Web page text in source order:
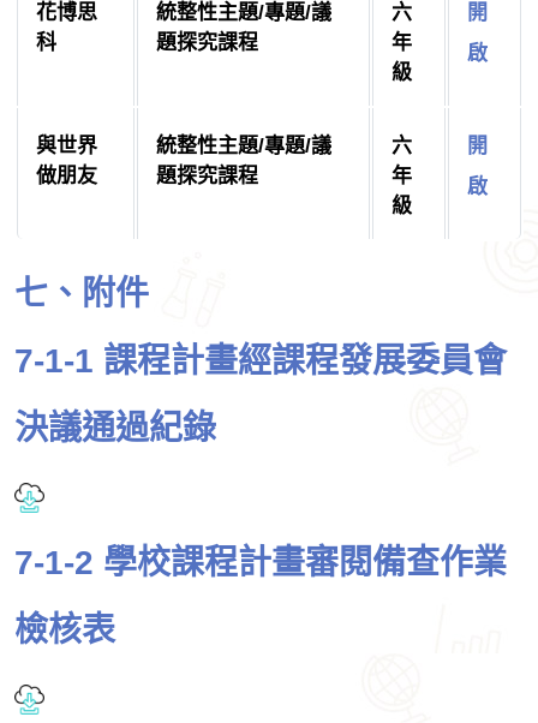
花博思
科
統整性主題/專題/議
題探究課程
六
年
級
開
啟
與世界
做朋友
統整性主題/專題/議
題探究課程
六
年
級
開
啟
七、附件
7-1-1 課程計畫經課程發展委員會
決議通過紀錄
7-1-2 學校課程計畫審閱備查作業
檢核表